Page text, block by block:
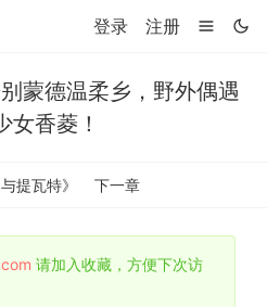
登录 注册
蒙德温柔乡，野外偶遇
女香菱！
与提瓦特》 下一章
请加入收藏，方便下次访